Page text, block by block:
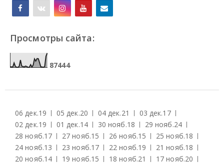
Просмотры сайта:
87444
06 дек.19 05 дек.20 04 дек.21 03 дек.17
02 дек.19 01 дек.14 30 нояб.18 29 нояб.24
28 нояб.17 27 нояб.15 26 нояб.15 25 нояб.18
24 нояб.13 23 нояб.17 22 нояб.19 21 нояб.18
20 нояб.14 19 нояб.15 18 нояб.21 17 нояб.20